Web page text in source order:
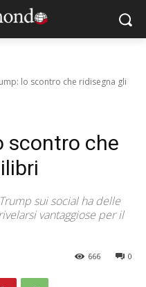
lo scontro che ridisegna gli
scontro che
sui social ha delle
vantaggiose per il
0
666